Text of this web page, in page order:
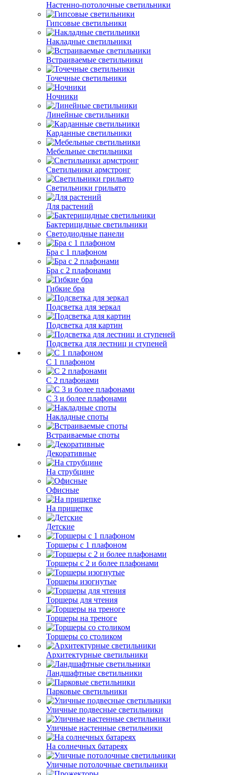
Настенно-потолочные светильники
Гипсовые светильники
Накладные светильники
Встраиваемые светильники
Точечные светильники
Ночники
Линейные светильники
Карданные светильники
Мебельные светильники
Светильники армстронг
Светильники грильято
Для растений
Бактерицидные светильники
Светодиодные панели
Бра с 1 плафоном
Бра с 2 плафонами
Гибкие бра
Подсветка для зеркал
Подсветка для картин
Подсветка для лестниц и ступеней
С 1 плафоном
С 2 плафонами
С 3 и более плафонами
Накладные споты
Встраиваемые споты
Декоративные
На струбцине
Офисные
На прищепке
Детские
Торшеры с 1 плафоном
Торшеры с 2 и более плафонами
Торшеры изогнутые
Торшеры для чтения
Торшеры на треноге
Торшеры со столиком
Архитектурные светильники
Ландшафтные светильники
Парковые светильники
Уличные подвесные светильники
Уличные настенные светильники
На солнечных батареях
Уличные потолочные светильники